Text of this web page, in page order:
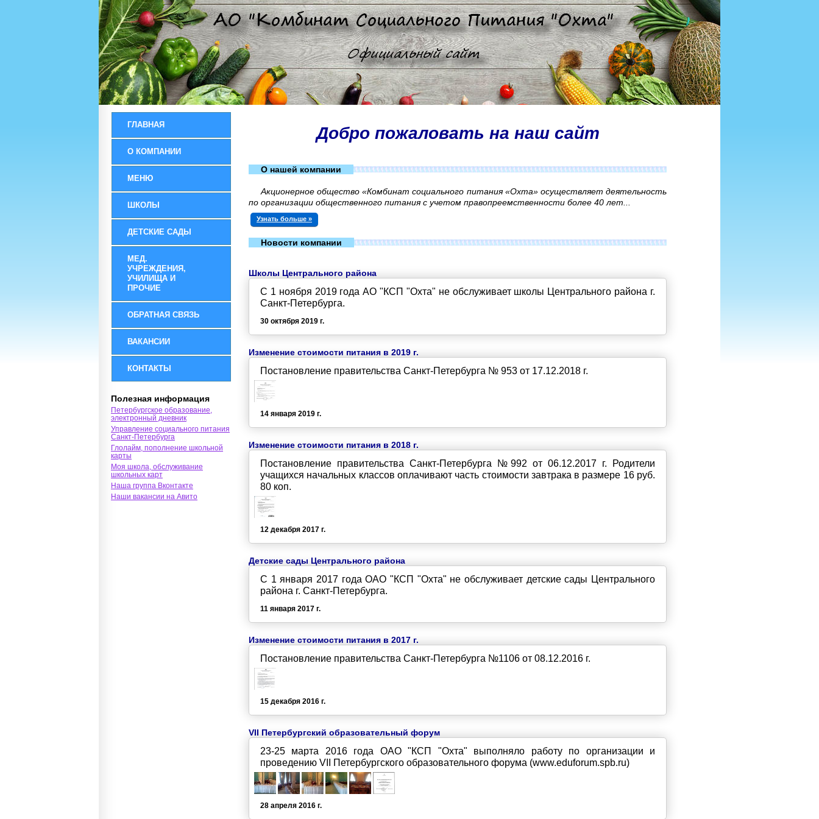
ГЛАВНАЯ
О КОМПАНИИ
МЕНЮ
ШКОЛЫ
ДЕТСКИЕ САДЫ
МЕД.
УЧРЕЖДЕНИЯ,
УЧИЛИЩА И
ПРОЧИЕ
ОБРАТНАЯ СВЯЗЬ
ВАКАНСИИ
КОНТАКТЫ
Полезная информация
Петербургское образование,
электронный дневник
Управление социального питания
Санкт-Петербурга
Глолайм, пополнение школьной
карты
Моя школа, обслуживание
школьных карт
Наша группа Вконтакте
Наши вакансии на Авито
Добро пожаловать на наш сайт
О нашей компании
Акционерное общество «Комбинат социального питания «Охта» осуществляет деятельность
по организации общественного питания с учетом правопреемственности более 40 лет...
Узнать больше »
Новости компании
Школы Центрального района
С 1 ноября 2019 года АО "КСП "Охта" не обслуживает школы Центрального района г.
Санкт-Петербурга.
30 октября 2019 г.
Изменение стоимости питания в 2019 г.
Постановление правительства Санкт-Петербурга № 953 от 17.12.2018 г.
14 января 2019 г.
Изменение стоимости питания в 2018 г.
Постановление правительства Санкт-Петербурга №992 от 06.12.2017 г. Родители
учащихся начальных классов оплачивают часть стоимости завтрака в размере 16 руб.
80 коп.
12 декабря 2017 г.
Детские сады Центрального района
С 1 января 2017 года ОАО "КСП "Охта" не обслуживает детские сады Центрального
района г. Санкт-Петербурга.
11 января 2017 г.
Изменение стоимости питания в 2017 г.
Постановление правительства Санкт-Петербурга №1106 от 08.12.2016 г.
15 декабря 2016 г.
VII Петербургский образовательный форум
23-25 марта 2016 года ОАО "КСП "Охта" выполняло работу по организации и
проведению VII Петербургского образовательного форума (www.eduforum.spb.ru)
28 апреля 2016 г.